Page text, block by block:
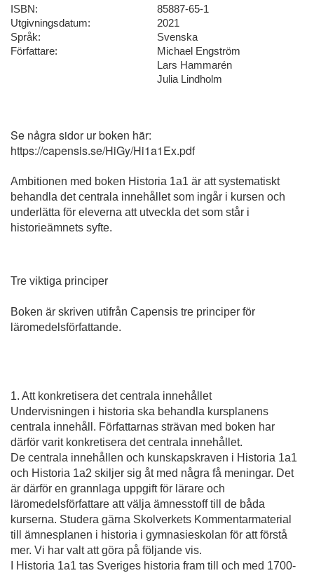
ISBN:
85887-65-1
Utgivningsdatum:
2021
Språk:
Svenska
Författare:
Michael Engström
Lars Hammarén
Julia Lindholm
Se några sidor ur boken här:
https://capensis.se/HiGy/Hi1a1Ex.pdf
Ambi­tionen med boken Historia 1a1 är att system­atiskt
behandla det centrala innehållet som ingår i kursen och
underlätta för eleverna att utveckla det som står i
historieämnets syfte.
Tre viktiga principer
Boken är skriven utifrån Capensis tre principer för
läromedelsförfattande.
1. Att konkretisera det centrala innehållet
Undervisningen i historia ska behandla kursplanens
centrala innehåll. Författarnas strävan med boken har
därför varit konkretisera det centrala innehållet.
De centrala innehållen och kunskapskraven i H­istoria 1a1
och Historia 1a2 skiljer sig åt med några få meningar. Det
är därför en grannlaga uppgift för lärare och
läromedelsförfattare att välja ämnesstoff till de båda
kurserna. Studera gärna Skol­verkets Kommentarmaterial
till ämnesplanen i historia i gymnasieskolan för att förstå
mer. Vi har valt att göra på följande vis.
I Historia 1a1 tas Sveriges historia fram till och med 1700-